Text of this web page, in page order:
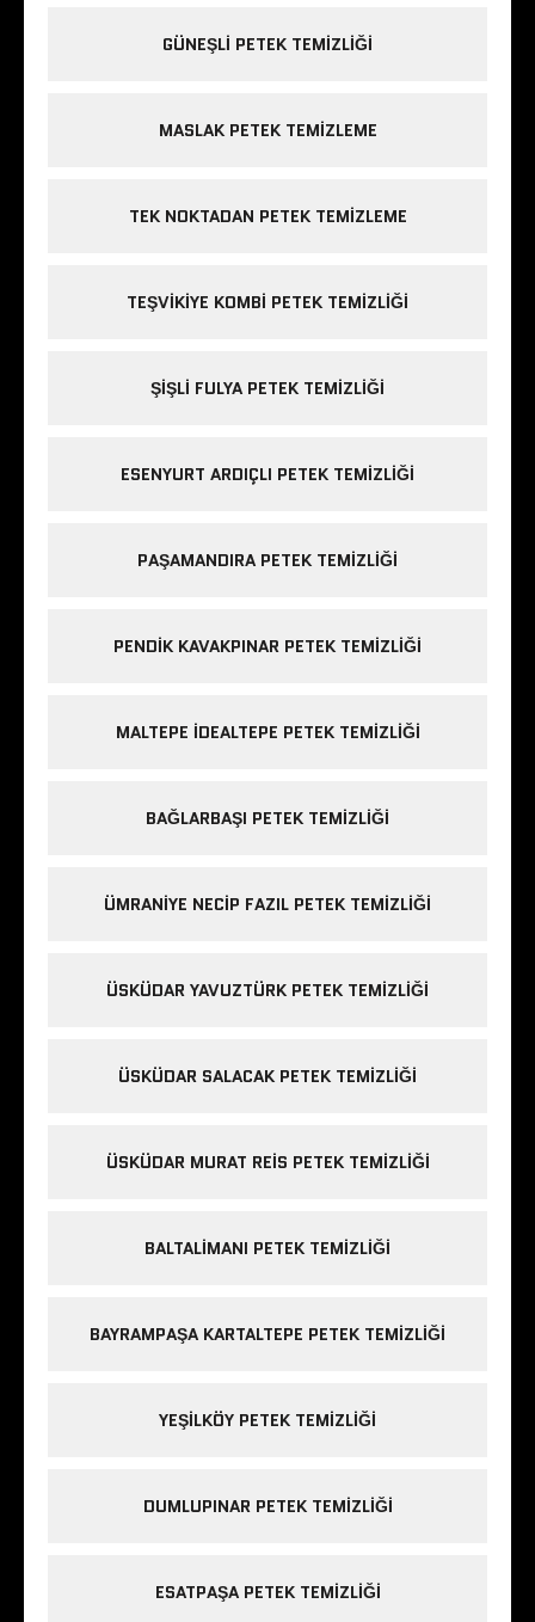
GÜNEŞLI PETEK TEMIZLIĞI
MASLAK PETEK TEMIZLEME
TEK NOKTADAN PETEK TEMIZLEME
TEŞVIKIYE KOMBI PETEK TEMIZLIĞI
ŞIŞLI FULYA PETEK TEMIZLIĞI
ESENYURT ARDIÇLI PETEK TEMIZLIĞI
PAŞAMANDIRA PETEK TEMIZLIĞI
PENDIK KAVAKPINAR PETEK TEMIZLIĞI
MALTEPE IDEALTEPE PETEK TEMIZLIĞI
BAĞLARBAŞI PETEK TEMIZLIĞI
ÜMRANIYE NECIP FAZIL PETEK TEMIZLIĞI
ÜSKÜDAR YAVUZTÜRK PETEK TEMIZLIĞI
ÜSKÜDAR SALACAK PETEK TEMIZLIĞI
ÜSKÜDAR MURAT REIS PETEK TEMIZLIĞI
BALTALIMANI PETEK TEMIZLIĞI
BAYRAMPAŞA KARTALTEPE PETEK TEMIZLIĞI
YEŞILKÖY PETEK TEMIZLIĞI
DUMLUPINAR PETEK TEMIZLIĞI
ESATPAŞA PETEK TEMIZLIĞI